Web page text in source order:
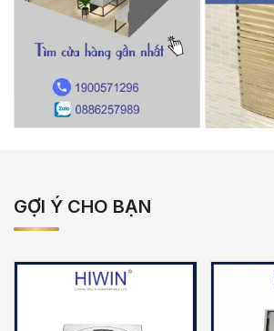
GỢI Ý CHO BẠN